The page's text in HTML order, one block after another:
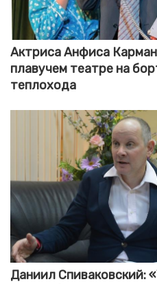
Актриса Анфиса
плавучем театре на
теплохода
Даниил Спиваковский: